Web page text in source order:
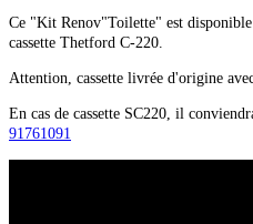
Ce "Kit Renov"Toilette" est
cassette Thetford C-220.
Attention, cassette livrée d'origine
En cas de cassette SC220, il
91761091